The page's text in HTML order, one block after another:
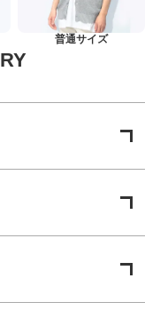
普通サイズ